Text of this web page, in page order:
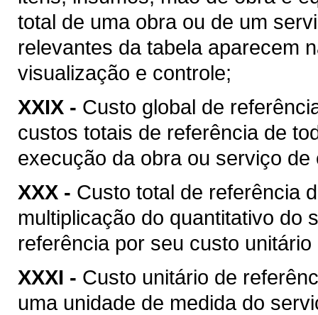
total de uma obra ou de um
relevantes da tabela aparecem
visualização e controle;
XXIX - Custo global de
custos totais de referência de
execução da obra ou serviço
XXX - Custo total de referência
multiplicação do quantitativo do
referência por seu custo
XXXI - Custo unitário de
uma unidade de medida do